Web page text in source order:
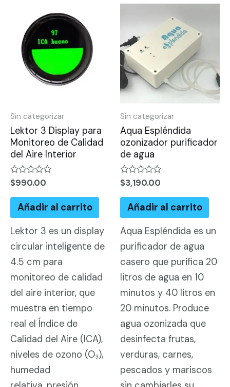
Sin categorizar
Lektor 3 Display para
Monitoreo de Calidad
del Aire Interior
Valorado
en
0
$990.00
Añadir al carrito
Lektor 3 es un display
circular inteligente de
4.5 cm para
monitoreo de calidad
del aire interior, que
muestra en tiempo
real el Índice de
Calidad del Aire (ICA),
niveles de ozono (O₃),
humedad
Sin categorizar
Aqua Espléndida
ozonizador purificador
de agua
Valorado
en
0
$3,190.00
Añadir al carrito
Aqua Espléndida es un
purificador de agua
casero que purifica 20
litros de agua en 10
minutos y 40 litros en
20 minutos. Produce
agua ozonizada que
desinfecta frutas,
verduras, carnes,
pescados y mariscos